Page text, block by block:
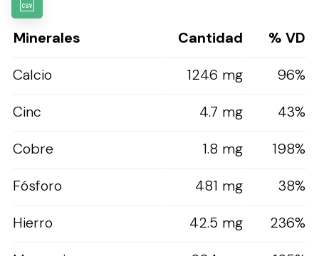
Minerales Cantidad
% VD
Calcio
1246 mg
96%
Cinc
4.7 mg
43%
Cobre
1.8 mg
198%
Fósforo
481 mg
38%
Hierro
42.5 mg
236%